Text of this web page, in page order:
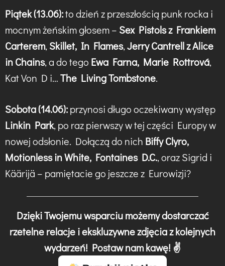
Piątek (13.06):to dzień z przeszłością punk rocka i
mocnym żeńskim głosem – Sex Pistols z Frankiem
Carterem, Skillet, In Flames,Jerry Cantrell z Alice
in Chains, a do tego Ewa Farna, Marie Rottrová,
Kat Von D i…The Living Tombstone.
Sobota (14.06):przynosi długo oczekiwany występ
Linkin Park, po raz pierwszy w tej części Europy w
nowej odsłonie. Dołączą do nich Biffy Clyro,
Motionless in White, Fontaines D.C., oraz Sigrid i
Käärijä – pamiętacie go jeszcze z Eurowizji?
Dzięki Twojemu wsparciu możemy dostarczać
rzetelne relacje i ekskluzywne zdjęcia z kolejnych
wydarzeń! Postaw nam kawę! ✌️